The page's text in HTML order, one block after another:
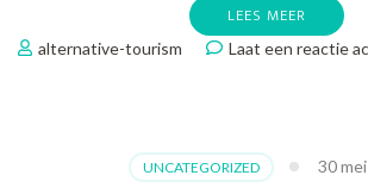
LEES MEER
alternative-tourism Laat een reactie
UNCATEGORIZED 30